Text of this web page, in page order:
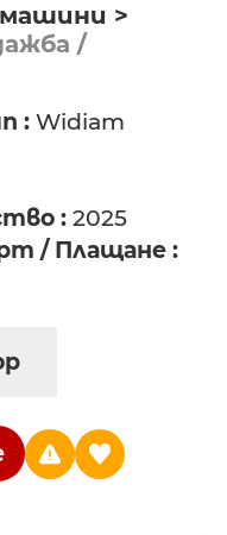
>
/
: Widiam
: 2025
/ Плащане :